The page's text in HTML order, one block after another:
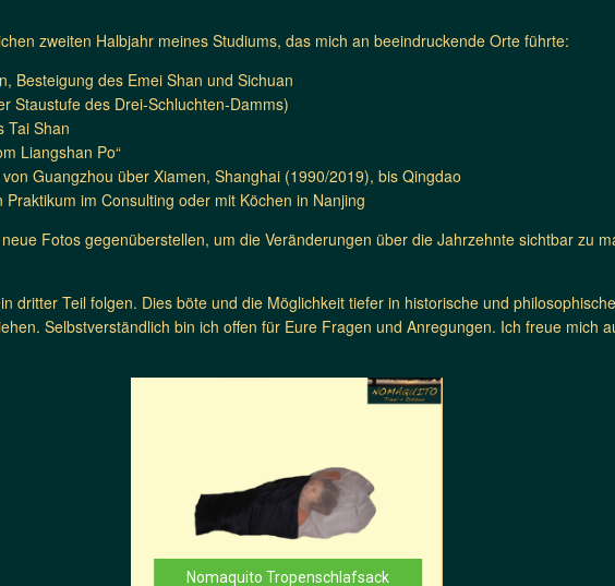
zweiten Halbjahr meines Studiums, das mich an beeindruckende Orte führte:
Besteigung des Emei Shan und Sichuan
Staustufe des Drei-Schluchten-Damms)
Tai Shan
Liangshan Po“
Guangzhou über Xiamen, Shanghai (1990/2019), bis Qingdao
im Consulting oder mit Köchen in Nanjing
Fotos gegenüberstellen, um die Veränderungen über die Jahrzehnte sichtbar zu
dritter Teil folgen. Dies böte und die Möglichkeit tiefer in historische und
Selbstverständlich bin ich offen für Eure Fragen und Anregungen. Ich freue mich
Nomaquito Tropenschlafsack